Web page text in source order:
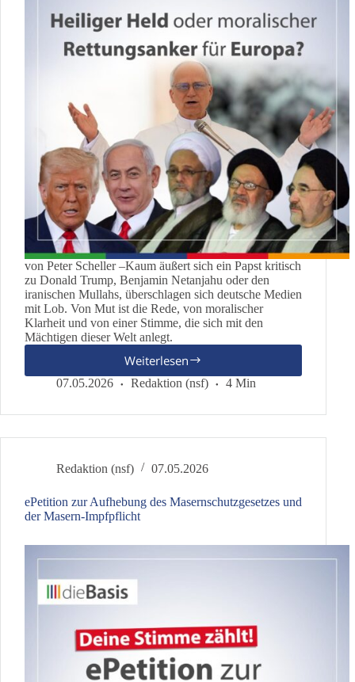
von Peter Scheller –Kaum äußert sich ein Papst kritisch
zu Donald Trump, Benjamin Netanjahu oder den
iranischen Mullahs, überschlagen sich deutsche Medien
mit Lob. Von Mut ist die Rede, von moralischer
Klarheit und von einer Stimme, die sich mit den
Mächtigen dieser Welt anlegt.
Weiterlesen
Wenn
Moral
Schlagzeile
07.05.2026 Redaktion (nsf) 4 Min
Redaktion (nsf) 07.05.2026
ePetition zur Aufhebung des Masernschutzgesetzes und
der Masern-Impfpflicht